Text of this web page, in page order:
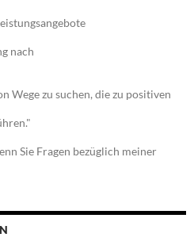
nach
Wege zu suchen, die zu positiven
Sie Fragen bezüglich meiner